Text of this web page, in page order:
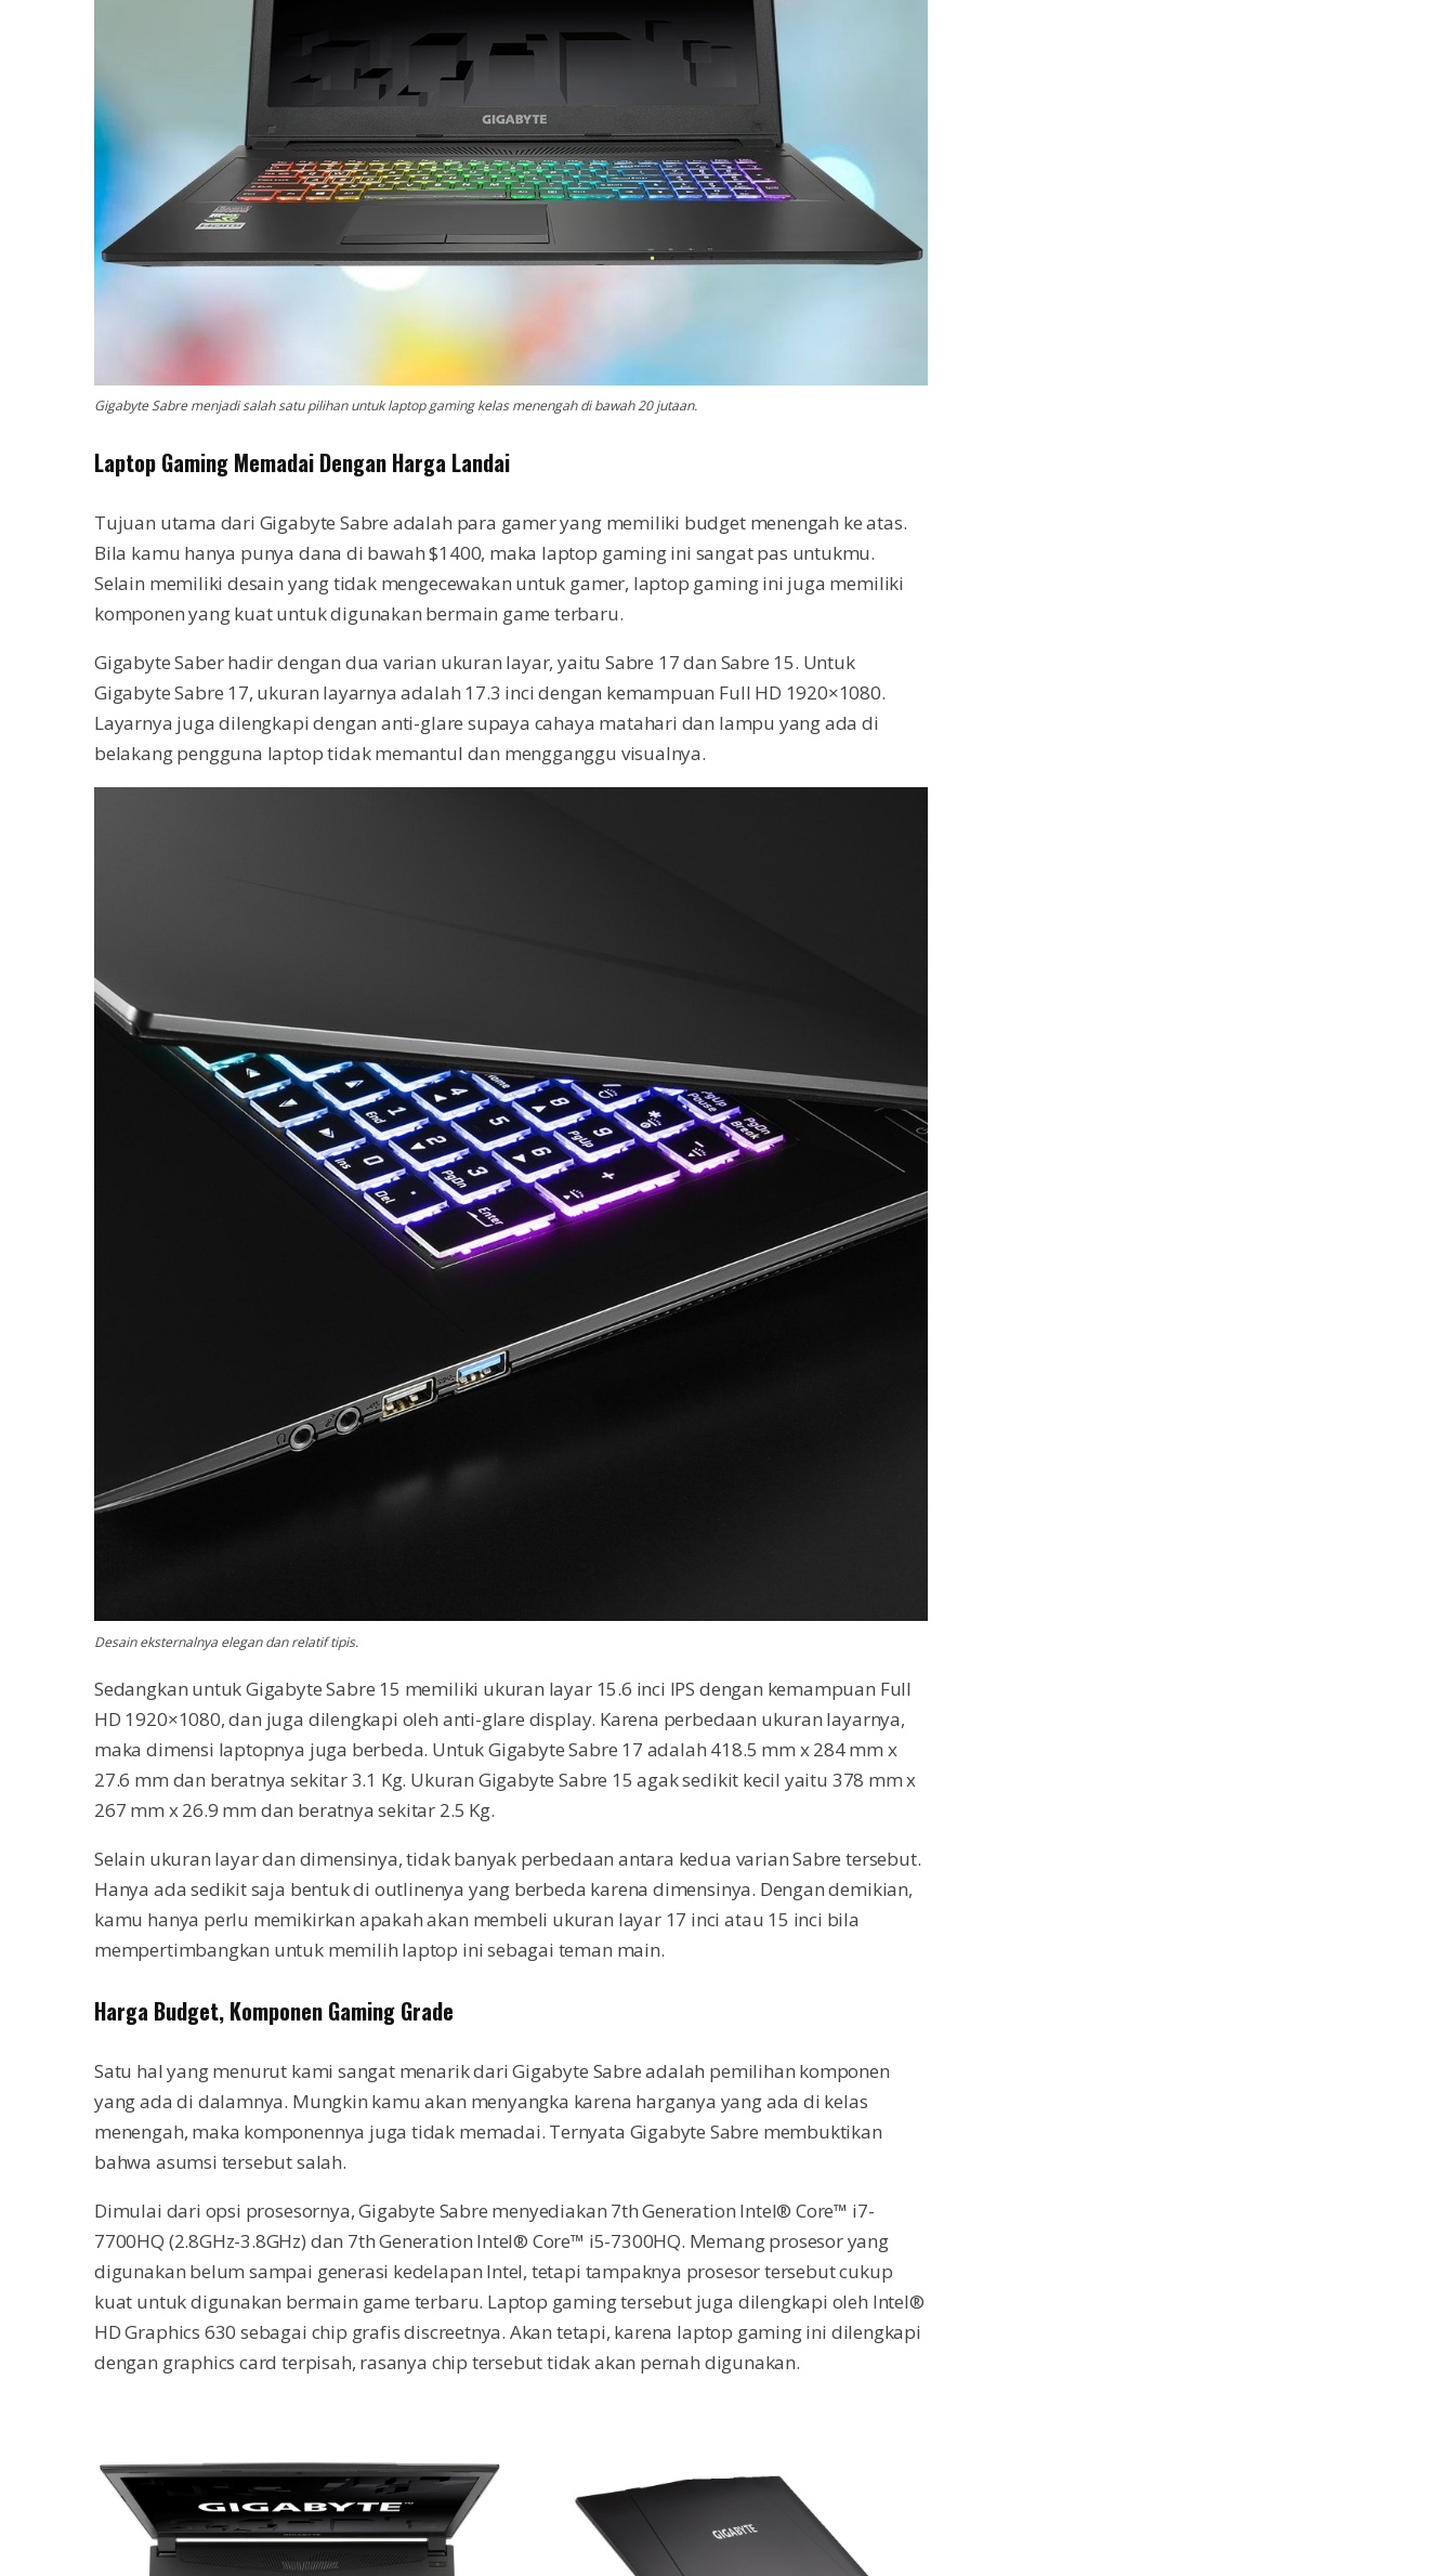
Gigabyte Sabre menjadi salah satu pilihan untuk laptop gaming kelas menengah di bawah 20 jutaan.
Laptop Gaming Memadai Dengan Harga Landai
Tujuan utama dari Gigabyte Sabre adalah para gamer yang memiliki budget menengah ke atas.
Bila kamu hanya punya dana di bawah $1400, maka laptop gaming ini sangat pas untukmu.
Selain memiliki desain yang tidak mengecewakan untuk gamer, laptop gaming ini juga memiliki
komponen yang kuat untuk digunakan bermain game terbaru.
Gigabyte Saber hadir dengan dua varian ukuran layar, yaitu Sabre 17 dan Sabre 15. Untuk
Gigabyte Sabre 17, ukuran layarnya adalah 17.3 inci dengan kemampuan Full HD 1920×1080.
Layarnya juga dilengkapi dengan anti-glare supaya cahaya matahari dan lampu yang ada di
belakang pengguna laptop tidak memantul dan mengganggu visualnya.
Desain eksternalnya elegan dan relatif tipis.
Sedangkan untuk Gigabyte Sabre 15 memiliki ukuran layar 15.6 inci IPS dengan kemampuan Full
HD 1920×1080, dan juga dilengkapi oleh anti-glare display. Karena perbedaan ukuran layarnya,
maka dimensi laptopnya juga berbeda. Untuk Gigabyte Sabre 17 adalah 418.5 mm x 284 mm x
27.6 mm dan beratnya sekitar 3.1 Kg. Ukuran Gigabyte Sabre 15 agak sedikit kecil yaitu 378 mm x
267 mm x 26.9 mm dan beratnya sekitar 2.5 Kg.
Selain ukuran layar dan dimensinya, tidak banyak perbedaan antara kedua varian Sabre tersebut.
Hanya ada sedikit saja bentuk di outlinenya yang berbeda karena dimensinya. Dengan demikian,
kamu hanya perlu memikirkan apakah akan membeli ukuran layar 17 inci atau 15 inci bila
mempertimbangkan untuk memilih laptop ini sebagai teman main.
Harga Budget, Komponen Gaming Grade
Satu hal yang menurut kami sangat menarik dari Gigabyte Sabre adalah pemilihan komponen
yang ada di dalamnya. Mungkin kamu akan menyangka karena harganya yang ada di kelas
menengah, maka komponennya juga tidak memadai. Ternyata Gigabyte Sabre membuktikan
bahwa asumsi tersebut salah.
Dimulai dari opsi prosesornya, Gigabyte Sabre menyediakan 7th Generation Intel® Core™ i7-
7700HQ (2.8GHz-3.8GHz) dan 7th Generation Intel® Core™ i5-7300HQ. Memang prosesor yang
digunakan belum sampai generasi kedelapan Intel, tetapi tampaknya prosesor tersebut cukup
kuat untuk digunakan bermain game terbaru. Laptop gaming tersebut juga dilengkapi oleh Intel®
HD Graphics 630 sebagai chip grafis discreetnya. Akan tetapi, karena laptop gaming ini dilengkapi
dengan graphics card terpisah, rasanya chip tersebut tidak akan pernah digunakan.